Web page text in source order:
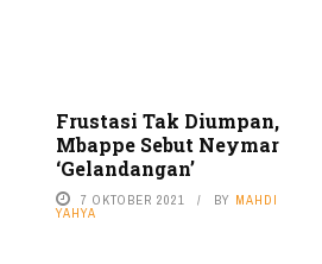
Frustasi Tak Diumpan,
Mbappe Sebut Neymar
‘Gelandangan’
7 OKTOBER 2021 BY MAHDI
YAHYA